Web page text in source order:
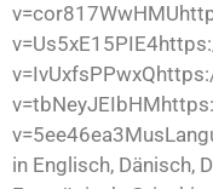
in Englisch, Dänisch,